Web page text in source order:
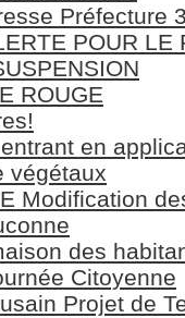
Préfecture
POUR
ROUGE
en
végétaux
Modification
des
Citoyenne
Projet de